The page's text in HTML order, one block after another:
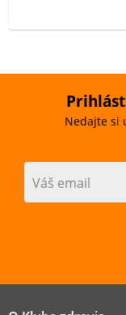
Nedajte si
Váš email